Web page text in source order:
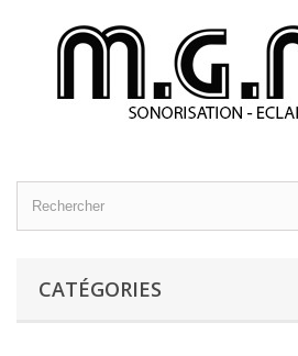
CATÉGORIES